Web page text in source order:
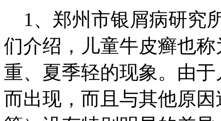
1、郑州市银屑病研究
们介绍，儿童牛皮癣也
重、夏季轻的现象。由
而出现，而且与其他原